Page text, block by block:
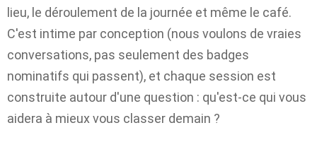
lieu, le déroulement de la journée et même le café.
C'est intime par conception (nous voulons de vraies
conversations, pas seulement des badges
nominatifs qui passent), et chaque session est
construite autour d'une question : qu'est-ce qui vous
aidera à mieux vous classer demain ?